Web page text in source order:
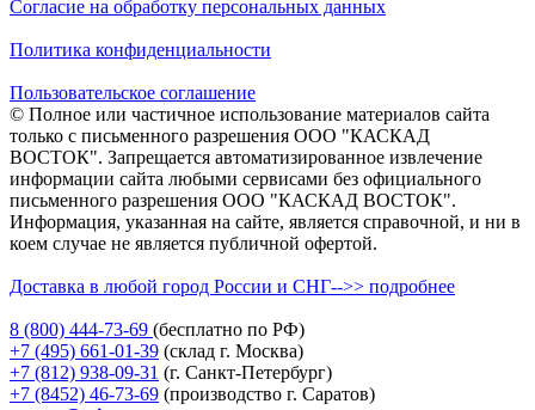
Согласие на обработку персональных данных
Политика конфиденциальности
Пользовательское соглашение
© Полное или частичное использование материалов сайта
только с письменного разрешения ООО "КАСКАД
ВОСТОК". Запрещается автоматизированное извлечение
информации сайта любыми сервисами без официального
письменного разрешения ООО "КАСКАД ВОСТОК".
Информация, указанная на сайте, является справочной, и ни в
коем случае не является публичной офертой.
Доставка в любой город России и СНГ-->> подробнее
8 (800) 444-73-69 (бесплатно по РФ)
+7 (495) 661-01-39 (склад г. Москва)
+7 (812) 938-09-31 (г. Санкт-Петербург)
+7 (8452) 46-73-69 (производство г. Саратов)